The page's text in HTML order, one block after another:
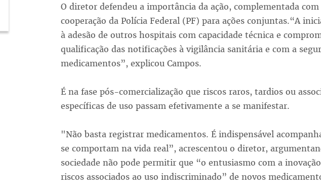
O diretor defendeu a importância da ação, complementada com
cooperação da Polícia Federal (PF) para ações conjuntas.“A
à adesão de outros hospitais com capacidade técnica e
qualificação das notificações à vigilância sanitária e com a
medicamentos”, explicou Campos.
É na fase pós-comercialização que riscos raros, tardios ou
específicas de uso passam efetivamente a se manifestar.
"Não basta registrar medicamentos. É indispensável
se comportam na vida real”, acrescentou o diretor,
sociedade não pode permitir que “o entusiasmo com a
riscos associados ao uso indiscriminado” de novos